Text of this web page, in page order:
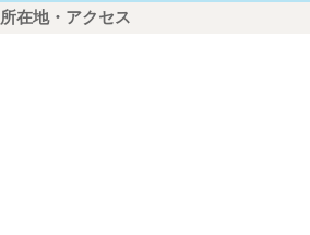
所在地・アクセス